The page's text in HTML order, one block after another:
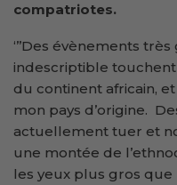
compatriotes.
‘’’Des évènements
indescriptible
du continent africain,
mon pays d’origine.
actuellement tuer et
une montée de
les yeux plus gros que